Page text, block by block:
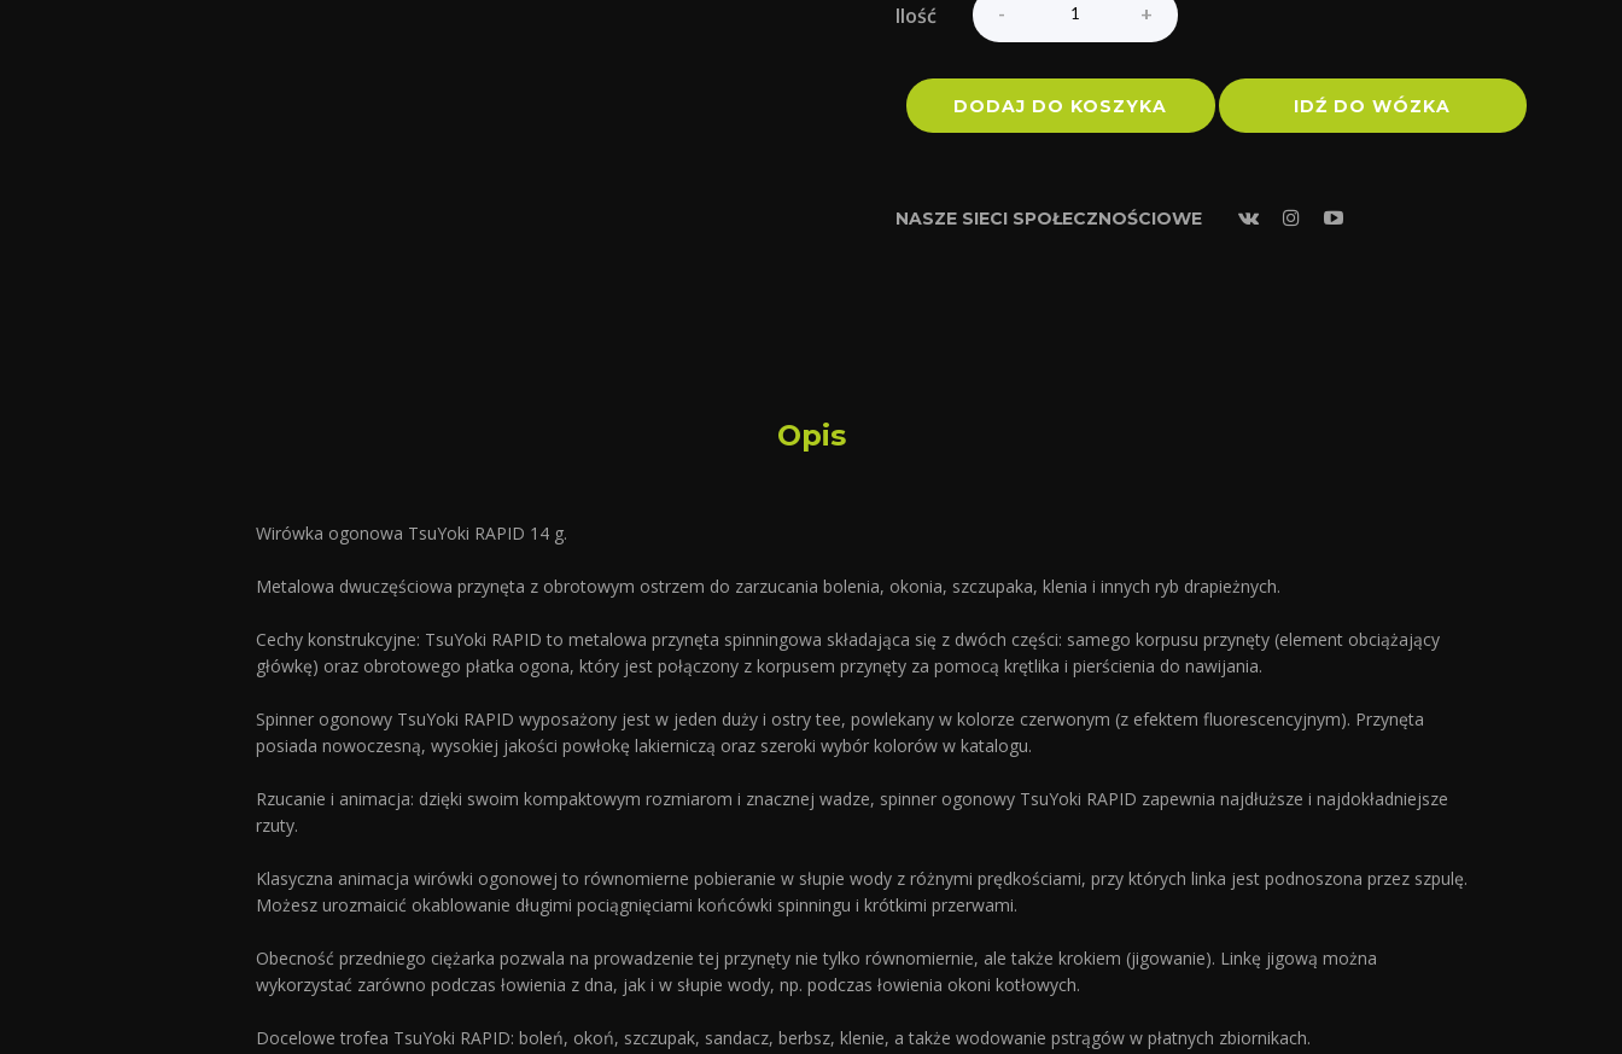
Ilość
DODAJ DO KOSZYKA IDŹ DO WÓZKA
NASZE SIECI SPOŁECZNOŚCIOWE
Opis
Wirówka ogonowa TsuYoki RAPID 14 g.
Metalowa dwuczęściowa przynęta z obrotowym ostrzem do zarzucania bolenia, okonia, szczupaka, klenia i innych ryb drapieżnych.
Cechy konstrukcyjne: TsuYoki RAPID to metalowa przynęta spinningowa składająca się z dwóch części: samego korpusu przynęty (element obciążający
główkę) oraz obrotowego płatka ogona, który jest połączony z korpusem przynęty za pomocą krętlika i pierścienia do nawijania.
Spinner ogonowy TsuYoki RAPID wyposażony jest w jeden duży i ostry tee, powlekany w kolorze czerwonym (z efektem fluorescencyjnym). Przynęta
posiada nowoczesną, wysokiej jakości powłokę lakierniczą oraz szeroki wybór kolorów w katalogu.
Rzucanie i animacja: dzięki swoim kompaktowym rozmiarom i znacznej wadze, spinner ogonowy TsuYoki RAPID zapewnia najdłuższe i najdokładniejsze
rzuty.
Klasyczna animacja wirówki ogonowej to równomierne pobieranie w słupie wody z różnymi prędkościami, przy których linka jest podnoszona przez szpulę.
Możesz urozmaicić okablowanie długimi pociągnięciami końcówki spinningu i krótkimi przerwami.
Obecność przedniego ciężarka pozwala na prowadzenie tej przynęty nie tylko równomiernie, ale także krokiem (jigowanie). Linkę jigową można
wykorzystać zarówno podczas łowienia z dna, jak i w słupie wody, np. podczas łowienia okoni kotłowych.
Docelowe trofea TsuYoki RAPID: boleń, okoń, szczupak, sandacz, berbsz, klenie, a także wodowanie pstrągów w płatnych zbiornikach.